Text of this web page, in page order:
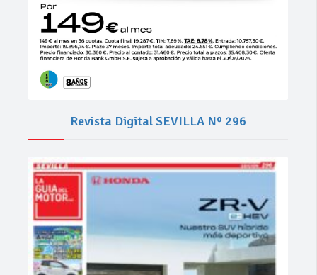
Revista Digital SEVILLA Nº 296